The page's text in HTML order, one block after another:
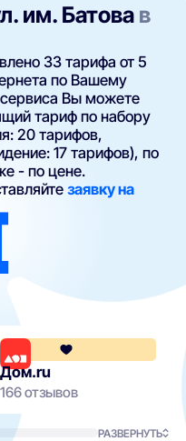
им. Батовав
33 тарифа от 5
по Вашему
Вы можете
тариф по набору
20 тарифов,
17 тарифов), по
- по цене.
заявку на
3.6
Дом.ru
166 отзывов
РАЗВЕРНУТЬ